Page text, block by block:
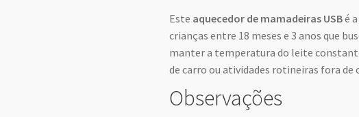
Este aquecedor de mamadeiras USBé
crianças entre 18 meses e 3 anos que
manter a temperatura do leite
de carro ou atividades rotineiras fora de
Observações